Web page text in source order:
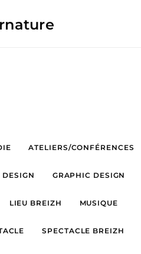
ATELIERS/CONFÉRENCES
DESIGN GRAPHIC DESIGN
LIEU BREIZH MUSIQUE
SPECTACLE BREIZH